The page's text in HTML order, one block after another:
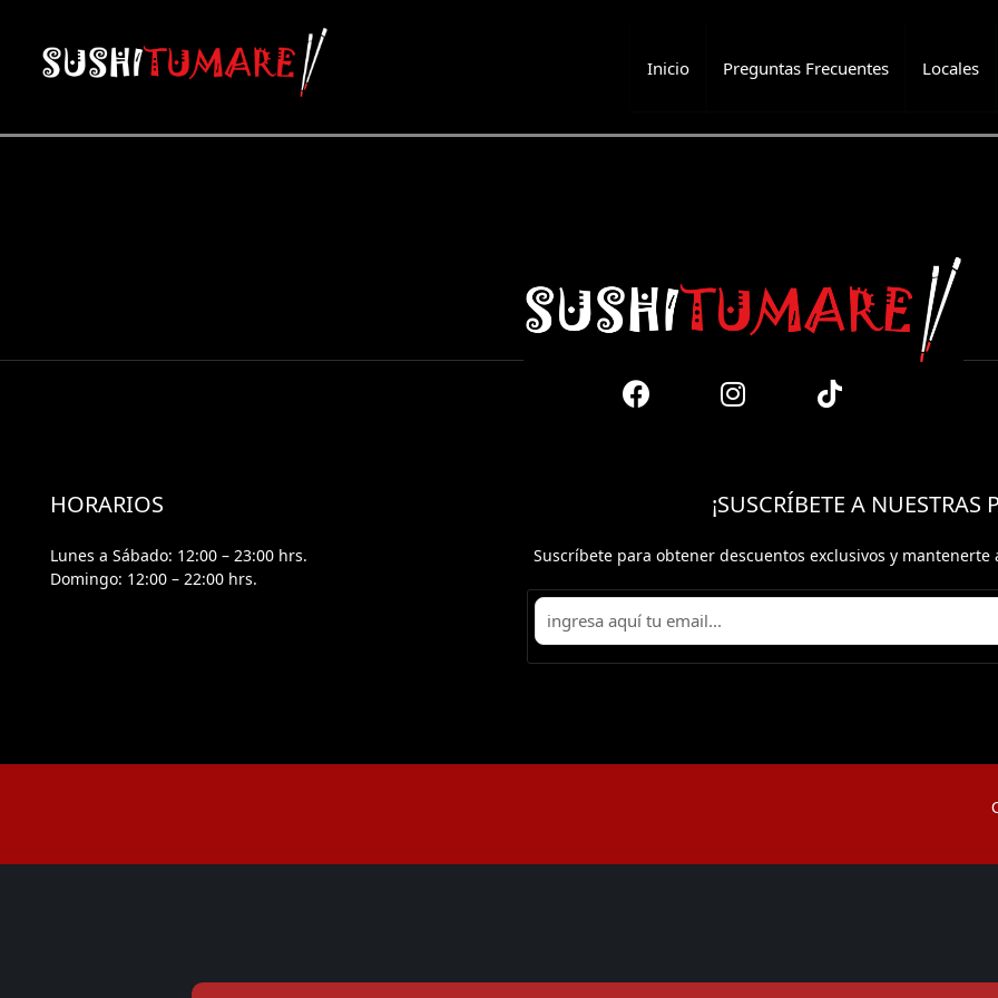
Inicio Preguntas Frecuentes Locales
HORARIOS
Lunes a Sábado: 12:00 – 23:00 hrs.
Domingo: 12:00 – 22:00 hrs.
¡SUSCRÍBETE A NUESTRAS
Suscríbete para obtener descuentos exclusivos y